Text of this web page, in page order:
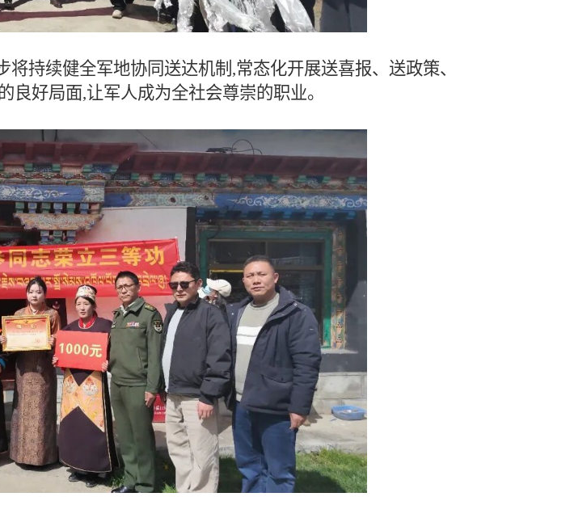
持续健全军地协同送达机制,常态化开展送喜报、送政策、
好局面,让军人成为全社会尊崇的职业。